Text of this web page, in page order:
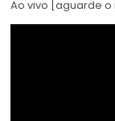
Ao vivo [aguarde o